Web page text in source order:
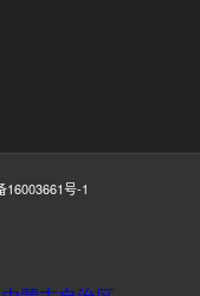
16003661号-1